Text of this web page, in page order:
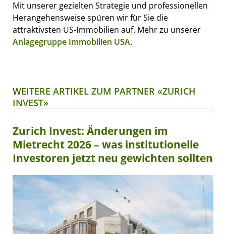
Mit unserer gezielten Strategie und professionellen
Herangehensweise spüren wir für Sie die
attraktivsten US-Immobilien auf. Mehr zu unserer
Anlagegruppe Immobilien USA.
WEITERE ARTIKEL ZUM PARTNER «ZURICH
INVEST»
Zurich Invest: Änderungen im
Mietrecht 2026 – was institutionelle
Investoren jetzt neu gewichten sollten